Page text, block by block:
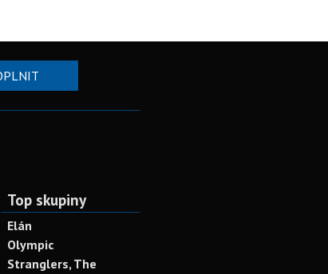
Top skupiny
Elán
Olympic
Stranglers, The